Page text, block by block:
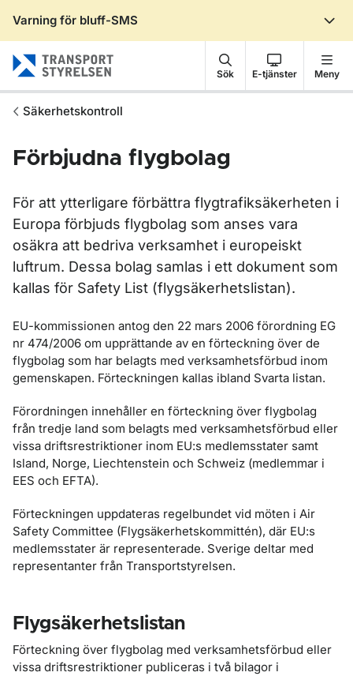
Varning för bluff-SMS
Sök E-tjänster Meny
Säkerhetskontroll
Förbjudna flygbolag
För att ytterligare förbättra flygtrafiksäkerheten i
Europa förbjuds flygbolag som anses vara
osäkra att bedriva verksamhet i europeiskt
luftrum. Dessa bolag samlas i ett dokument som
kallas för Safety List (flygsäkerhetslistan).
EU-kommissionen antog den 22 mars 2006 förordning EG
nr 474/2006 om upprättande av en förteckning över de
flygbolag som har belagts med verksamhetsförbud inom
gemenskapen. Förteckningen kallas ibland Svarta listan.
Förordningen innehåller en förteckning över flygbolag
från tredje land som belagts med verksamhetsförbud eller
vissa driftsrestriktioner inom EU:s medlemsstater samt
Island, Norge, Liechtenstein och Schweiz (medlemmar i
EES och EFTA).
Förteckningen uppdateras regelbundet vid möten i Air
Safety Committee (Flygsäkerhetskommittén), där EU:s
medlemsstater är representerade. Sverige deltar med
representanter från Transportstyrelsen.
Flygsäkerhetslistan
Förteckning över flygbolag med verksamhetsförbud eller
vissa driftsrestriktioner publiceras i två bilagor i